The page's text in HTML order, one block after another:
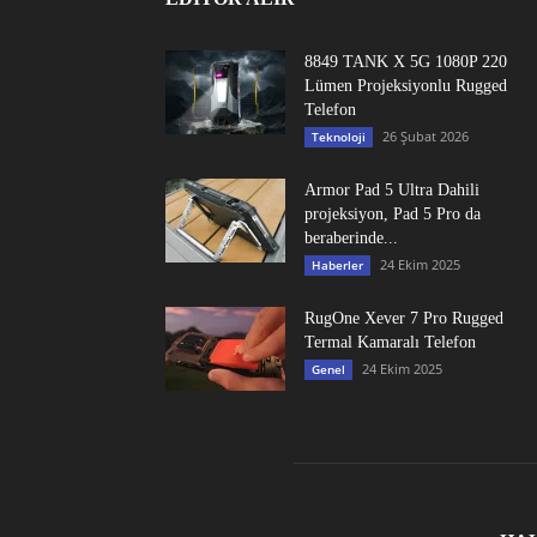
8849 TANK X 5G 1080P 220
Lümen Projeksiyonlu Rugged
Telefon
Teknoloji 26 Şubat 2026
Armor Pad 5 Ultra Dahili
projeksiyon, Pad 5 Pro da
beraberinde...
Haberler 24 Ekim 2025
RugOne Xever 7 Pro Rugged
Termal Kamaralı Telefon
Genel 24 Ekim 2025